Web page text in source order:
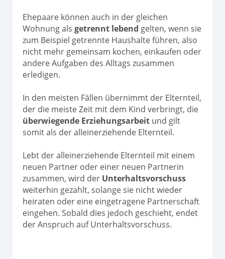
Ehepaare können auch in der gleichen
Wohnung als getrennt lebend gelten, wenn sie
zum Beispiel getrennte Haushalte führen, also
nicht mehr gemeinsam kochen, einkaufen oder
andere Aufgaben des Alltags zusammen
erledigen.
In den meisten Fällen übernimmt der Elternteil,
der die meiste Zeit mit dem Kind verbringt, die
überwiegende Erziehungsarbeit und gilt
somit als der alleinerziehende Elternteil.
Lebt der alleinerziehende Elternteil mit einem
neuen Partner oder einer neuen Partnerin
zusammen, wird der Unterhaltsvorschuss
weiterhin gezahlt, solange sie nicht wieder
heiraten oder eine eingetragene Partnerschaft
eingehen. Sobald dies jedoch geschieht, endet
der Anspruch auf Unterhaltsvorschuss.